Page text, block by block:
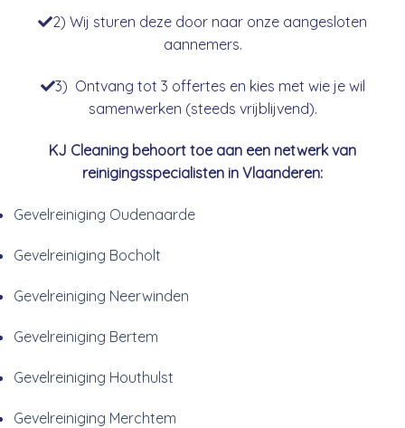
2) Wij sturen deze door naar onze aangesloten
aannemers.
3) Ontvang tot 3 offertes en kies met wie je wil
samenwerken (steeds vrijblijvend).
KJ Cleaning behoort toe aan een netwerk van
reinigingsspecialisten in Vlaanderen:
Gevelreiniging Oudenaarde
Gevelreiniging Bocholt
Gevelreiniging Neerwinden
Gevelreiniging Bertem
Gevelreiniging Houthulst
Gevelreiniging Merchtem